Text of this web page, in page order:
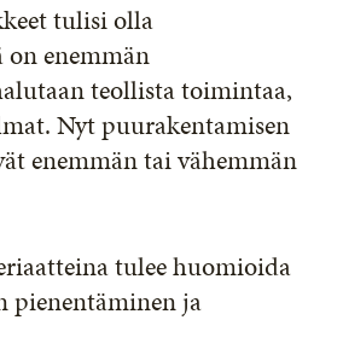
tulisi olla
enemmän
teollista toimintaa,
Nyt puurakentamisen
enemmän tai vähemmän
tulee huomioida
pienentäminen ja